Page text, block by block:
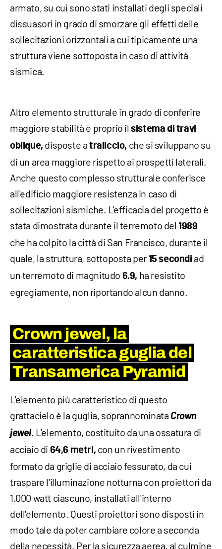
armato, su cui sono stati installati degli speciali
dissuasori in grado di smorzare gli effetti delle
sollecitazioni orizzontali a cui tipicamente una
struttura viene sottoposta in caso di attività
sismica.
Altro elemento strutturale in grado di conferire
maggiore stabilità è proprio ilsistema di travi
oblique, disposte atraliccio, che si sviluppano su
di un area maggiore rispetto ai prospetti laterali.
Anche questo complesso strutturale conferisce
all'edificio maggiore resistenza in caso di
sollecitazioni sismiche. L'efficacia del progetto è
stata dimostrata durante il terremoto del1989
che ha colpito la città di San Francisco, durante il
quale, la struttura, sottoposta per 15 secondi ad
un terremoto di magnitudo 6.9, ha resistito
egregiamente, non riportando alcun danno.
Crown jewel, la
caratteristica guglia del
Transamerica Pyramid
L'elemento più caratteristico di questo
grattacielo è la guglia, soprannominata Crown
jewel. L'elemento, costituito da una ossatura di
acciaio di 64,6 metri, con un rivestimento
formato da griglie di acciaio fessurato, da cui
traspare l'illuminazione notturna con proiettori da
1.000 watt ciascuno, installati all'interno
dell'elemento. Questi proiettori sono disposti in
modo tale da poter cambiare colore a seconda
della necessità. Per la sicurezza aerea, al culmine